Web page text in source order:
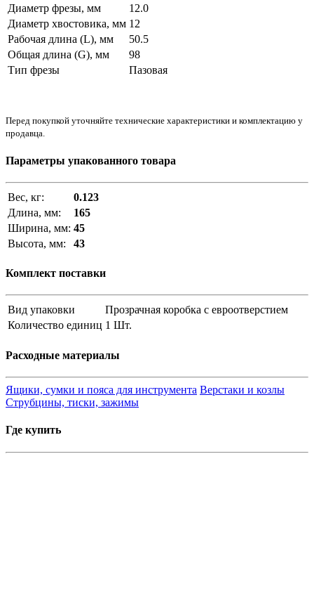
Диаметр фрезы, мм
12.0
Диаметр хвостовика, мм 12
Рабочая длина (L), мм
50.5
Общая длина (G), мм
98
Тип фрезы
Пазовая
Перед покупкой уточняйте технические характеристики и комплектацию у
продавца.
Параметры упакованного товара
Вес, кг:
0.123
Длина, мм:
165
Ширина, мм: 45
Высота, мм:
43
Комплект поставки
Вид упаковки
Прозрачная коробка с евроотверстием
Количество единиц 1 Шт.
Расходные материалы
Ящики, сумки и пояса для инструмента Верстаки и козлы
Струбцины, тиски, зажимы
Где купить